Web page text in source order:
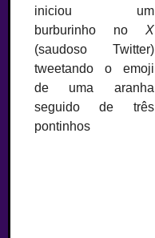
iniciou um
burburinho no X
(saudoso Twitter)
tweetando o emoji
de uma aranha
seguido de três
pontinhos